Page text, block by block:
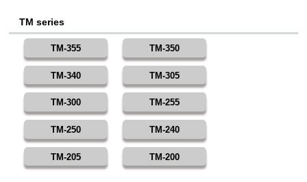
TM series
TM-355 TM-350
TM-340 TM-305
TM-300 TM-255
TM-250 TM-240
TM-205 TM-200